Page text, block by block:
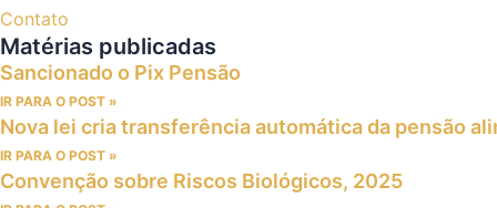
Contato
Matérias publicadas
Sancionado o Pix Pensão
IR PARA O POST »
Nova lei cria transferência automática da pensão
IR PARA O POST »
Convenção sobre Riscos Biológicos, 2025